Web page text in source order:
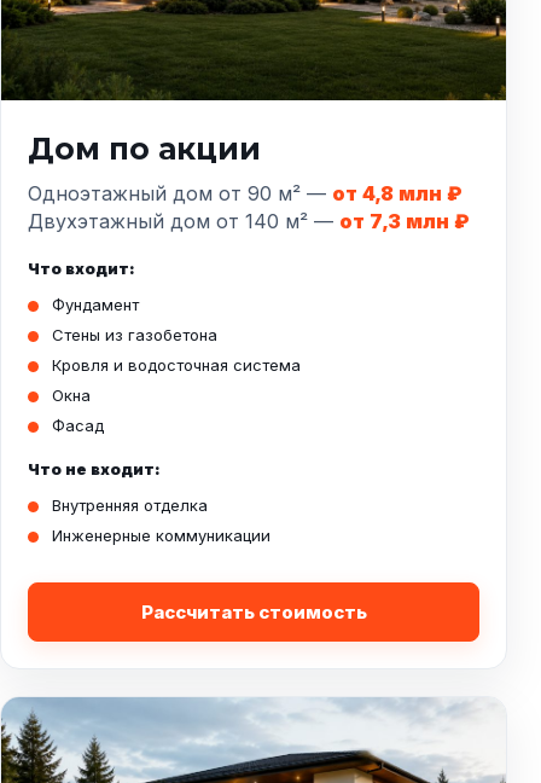
Дом по акции
Одноэтажный дом от 90 м² — от 4,8 млн ₽
Двухэтажный дом от 140 м² — от 7,3 млн ₽
Что входит:
Фундамент
Стены из газобетона
Кровля и водосточная система
Окна
Фасад
Что не входит:
Внутренняя отделка
Инженерные коммуникации
Рассчитать стоимость